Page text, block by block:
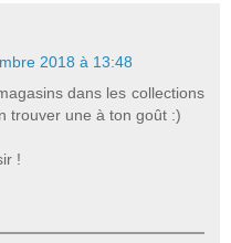
2018 à 13:48
dans les collections
trouver une à ton goût :)
!